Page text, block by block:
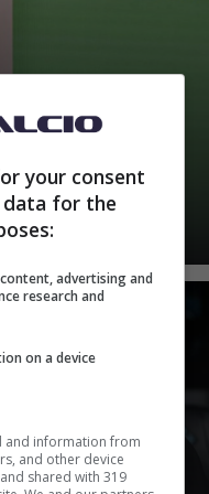
Al-
si dimette
your consent
data for the
advertising and
research and
on a device
and information from
and other device
shared with 319